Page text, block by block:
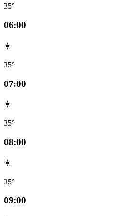
35°
06:00
☀️
35°
07:00
☀️
35°
08:00
☀️
35°
09:00